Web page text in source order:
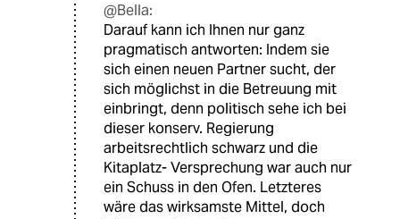
@Bella:
Darauf kann ich Ihnen nur ganz
pragmatisch antworten: Indem sie
sich einen neuen Partner sucht, der
sich möglichst in die Betreuung mit
einbringt, denn politisch sehe ich bei
dieser konserv. Regierung
arbeitsrechtlich schwarz und die
Kitaplatz- Versprechung war auch nur
ein Schuss in den Ofen. Letzteres
wäre das wirksamste Mittel, doch